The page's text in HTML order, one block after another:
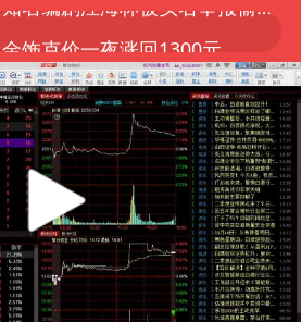
解锁各地夏日限定体验
峰哥 汪海林
西湖突现狂风暴雨 游客瞬间被浇透
富婆带资进组给自己硬加60多场吻戏
河南重大刑事案嫌疑人落网
黄金创今年来最大单周涨幅
17:09